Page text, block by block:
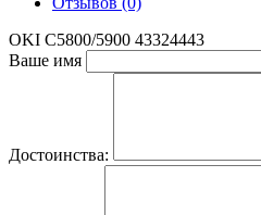
OKI С5800/5900 43324443
Ваше имя
Достоинства: